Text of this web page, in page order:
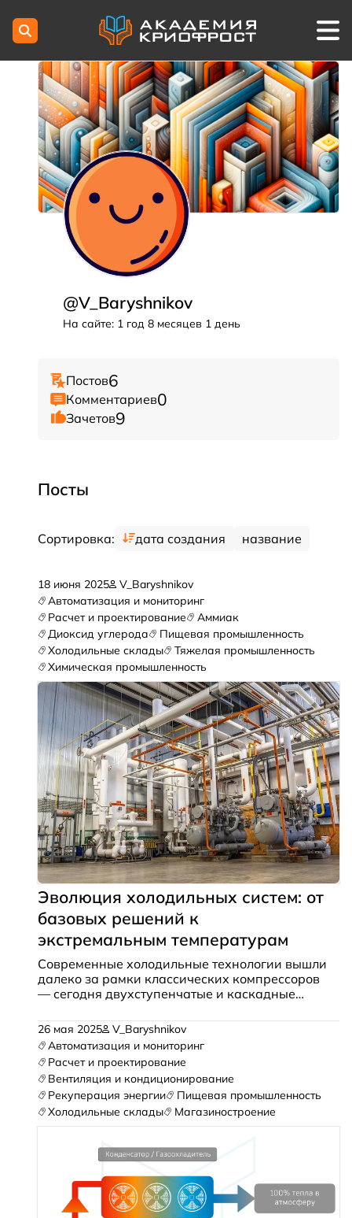
@V_Baryshnikov
На сайте: 1 год 8 месяцев 1 день
Постов6
Комментариев0
Зачетов9
Посты
Сортировка: дата создания название
18 июня 2025
V_Baryshnikov
Автоматизация и мониторинг
Расчет и проектирование
Аммиак
Диоксид углерода
Пищевая промышленность
Холодильные склады
Тяжелая промышленность
Химическая промышленность
Эволюция холодильных систем: от
базовых решений к
экстремальным температурам
Современные холодильные технологии вышли
далеко за рамки классических компрессоров
— сегодня двухступенчатые и каскадные
-85°C, открывая новые возможности для
промышленности и науки.
26 мая 2025
V_Baryshnikov
Автоматизация и мониторинг
Расчет и проектирование
Вентиляция и кондиционирование
Рекуперация энергии
Пищевая промышленность
Холодильные склады
Магазиностроение